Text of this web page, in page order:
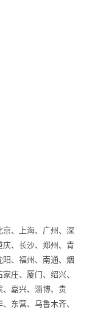
、上海、广州、深
、长沙、郑州、青
、福州、南通、烟
庄、厦门、绍兴、
嘉兴、淄博、贵
东营、乌鲁木齐、